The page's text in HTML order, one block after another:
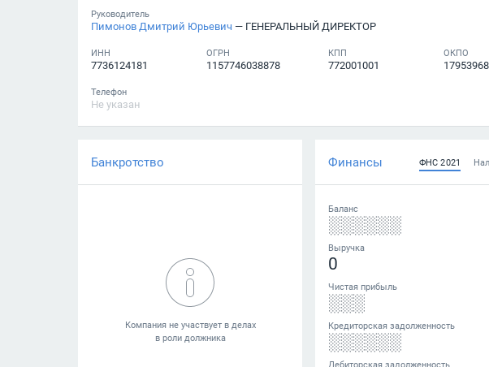
Руководитель
Пимонов Дмитрий Юрьевич — ГЕНЕРАЛЬНЫЙ ДИРЕКТОР
ИНН
7736124181
ОГРН
1157746038878
КПП
772001001
ОКПО
17953968
Телефон
Не указан
Банкротство Финансы ФНС 2021
Баланс
░░░░░░
Выручка
0
Чистая прибыль
░░░
Кредиторская задолженность
░░░░░░
Дебиторская задолженность